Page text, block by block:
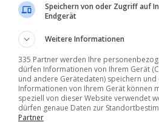
Speichern von oder Zugriff auf
Endgerät
Weitere Informationen
335 Partner werden Ihre
dürfen Informationen von Ihrem Gerät
und andere Gerätedaten) speichern
Informationen von Ihrem Gerät können
speziell von dieser Website verwendet
dürfen genaue Daten zur
Partner